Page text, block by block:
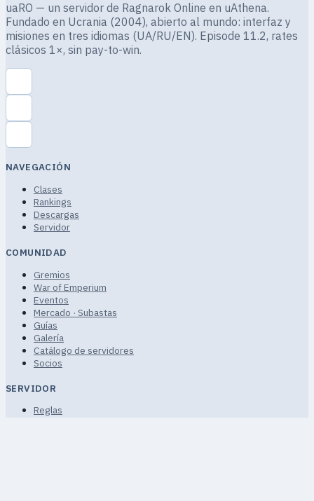
uaRO — un servidor de Ragnarok Online en uAthena.
Fundado en Ucrania (2004), abierto al mundo: interfaz y
misiones en tres idiomas (UA/RU/EN). Episode 11.2, rates
clásicos 1×, sin pay-to-win.
NAVEGACIÓN
Clases
Rankings
Descargas
Servidor
COMUNIDAD
Gremios
War of Emperium
Eventos
Mercado · Subastas
Guías
Galería
Catálogo de servidores
Socios
SERVIDOR
Reglas